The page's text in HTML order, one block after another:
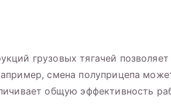
грузовых тягачей позволяет
смена полуприцепа
общую эффективность